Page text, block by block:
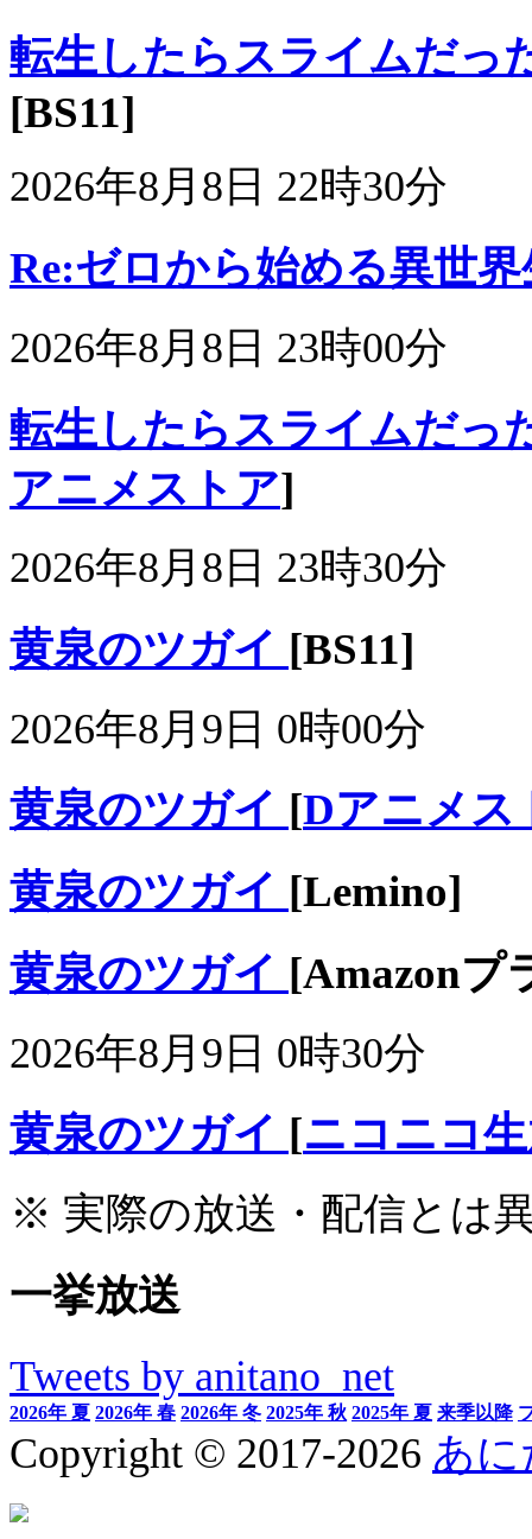
転生したらスライムだっ
[BS11]
2026年8月8日 22時30分
Re:ゼロから始める異世界
2026年8月8日 23時00分
転生したらスライムだっ
アニメストア]
2026年8月8日 23時30分
黄泉のツガイ [BS11]
2026年8月9日 0時00分
黄泉のツガイ [Dアニメス
黄泉のツガイ [Lemino]
黄泉のツガイ [Amazonプ
2026年8月9日 0時30分
黄泉のツガイ [ニコニコ
※ 実際の放送・配信とは
一挙放送
Tweets by anitano_net
2026年 夏 2026年 春 2026年 冬 2025年 秋 2025年 夏 来季以降
Copyright © 2017-2026 あに